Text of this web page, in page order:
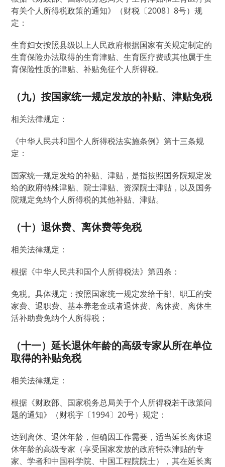
有关个人所得税政策的通知》（财税〔2008〕8号）规
定：
生育妇女按照县级以上人民政府根据国家有关规定制定的
生育保险办法取得的生育津贴、生育医疗费或其他属于生
育保险性质的津贴、补贴免征个人所得税。
（九）按国家统一规定发放的补贴、津贴免税
相关法律规定：
《中华人民共和国个人所得税法实施条例》第十三条规
定：
国家统一规定发给的补贴、津贴，是指按照国务院规定发
给的政府特殊津贴、院士津贴、资深院士津贴，以及国务
院规定免纳个人所得税的其他补贴、津贴。
（十）退休费、离休费等免税
相关法律规定：
根据《中华人民共和国个人所得税法》第四条：
免税。具体规定：按照国家统一规定发给干部、职工的安
家费、退职费、基本养老金或者退休费、离休费、离休生
活补助费免纳个人所得税；
（十一）延长退休年龄的高级专家从所在单位
取得的补贴免税
相关法律规定：
根据《财政部、国家税务总局关于个人所得税若干政策问
题的通知》（财税字〔1994〕20号）规定：
达到离休、退休年龄，但确因工作需要，适当延长离休退
休年龄的高级专家（享受国家发放的政府特殊津贴的专
家、学者和中国科学院、中国工程院院士），其在延长离